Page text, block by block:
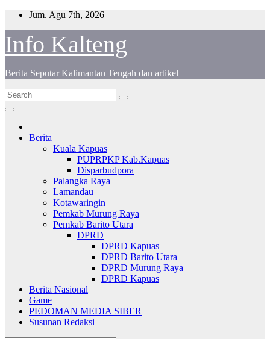
i
t
o
c
o
n
t
Jum. Agu 7th, 2026
Info Kalteng
Berita Seputar Kalimantan Tengah dan artikel
Berita
Kuala Kapuas
PUPRPKP Kab.Kapuas
Disparbudpora
Palangka Raya
Lamandau
Kotawaringin
Pemkab Murung Raya
Pemkab Barito Utara
DPRD
DPRD Kapuas
DPRD Barito Utara
DPRD Murung Raya
DPRD Kapuas
Berita Nasional
Game
PEDOMAN MEDIA SIBER
Susunan Redaksi